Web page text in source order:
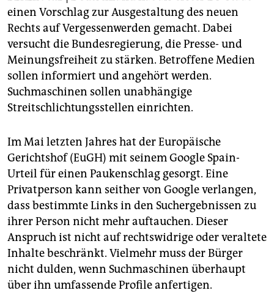
genossenschaft
epaper login
einen Vorschlag zur Ausgestaltung des neuen
Rechts auf Vergessenwerden gemacht. Dabei
versucht die Bundesregierung, die Presse- und
Meinungsfreiheit zu stärken. Betroffene Medien
sollen informiert und angehört werden.
Suchmaschinen sollen unabhängige
Streitschlichtungsstellen einrichten.
Im Mai letzten Jahres hat der Europäische
Gerichtshof (EuGH) mit seinem Google Spain-
Urteil für einen Paukenschlag gesorgt. Eine
Privatperson kann seither von Google verlangen,
dass bestimmte Links in den Suchergebnissen zu
ihrer Person nicht mehr auftauchen. Dieser
Anspruch ist nicht auf rechtswidrige oder veraltete
Inhalte beschränkt. Vielmehr muss der Bürger
nicht dulden, wenn Suchmaschinen überhaupt
über ihn umfassende Profile anfertigen.